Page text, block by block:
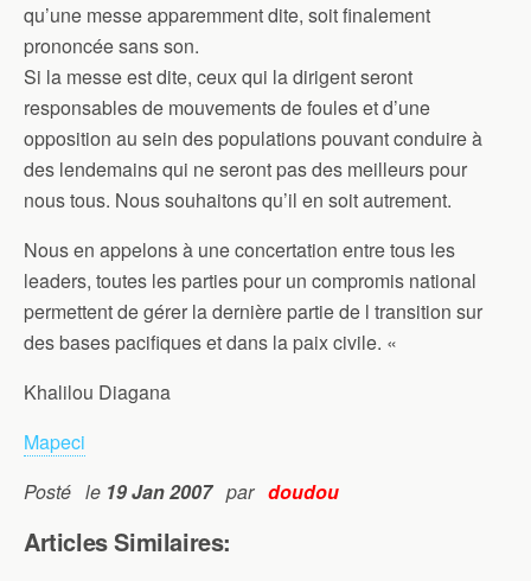
qu’une messe apparemment dite, soit finalement
prononcée sans son.
Si la messe est dite, ceux qui la dirigent seront
responsables de mouvements de foules et d’une
opposition au sein des populations pouvant conduire à
des lendemains qui ne seront pas des meilleurs pour
nous tous. Nous souhaitons qu’il en soit autrement.
Nous en appelons à une concertation entre tous les
leaders, toutes les parties pour un compromis national
permettent de gérer la dernière partie de l transition sur
des bases pacifiques et dans la paix civile. «
Khalilou Diagana
Mapeci
Posté le 19 Jan 2007par doudou
Articles Similaires: